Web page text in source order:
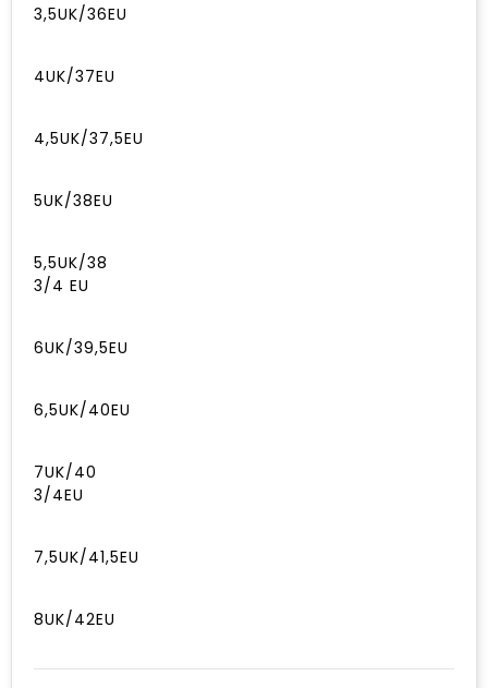
3,5UK/36EU
4UK/37EU
4,5UK/37,5EU
5UK/38EU
5,5UK/38
3/4 EU
6UK/39,5EU
6,5UK/40EU
7UK/40
3/4EU
7,5UK/41,5EU
8UK/42EU